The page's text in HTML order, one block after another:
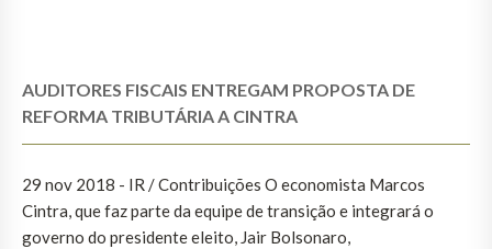
AUDITORES FISCAIS ENTREGAM PROPOSTA DE
REFORMA TRIBUTÁRIA A CINTRA
29 nov 2018 - IR / Contribuições O economista Marcos
Cintra, que faz parte da equipe de transição e integrará o
governo do presidente eleito, Jair Bolsonaro,